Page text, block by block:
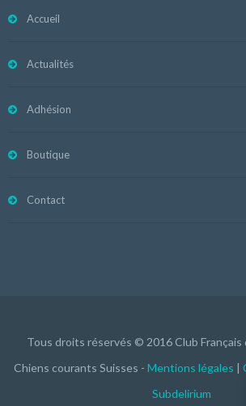
Accueil
Actualités
Adhésion
Boutique
Contact
Tous droits réservés © 2016 Club Français
Chiens courants Suisses - Mentions légales |
Subdelirium